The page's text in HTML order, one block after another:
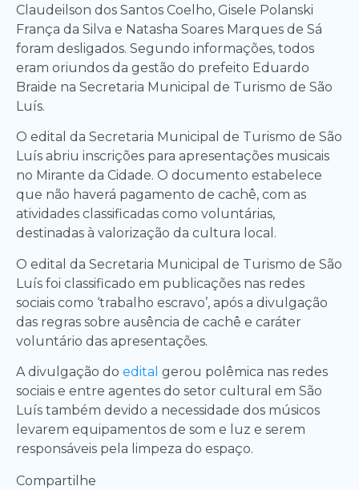
Claudeilson dos Santos Coelho, Gisele Polanski
França da Silva e Natasha Soares Marques de Sá
foram desligados. Segundo informações, todos
eram oriundos da gestão do prefeito Eduardo
Braide na Secretaria Municipal de Turismo de São
Luís.
O edital da Secretaria Municipal de Turismo de São
Luís abriu inscrições para apresentações musicais
no Mirante da Cidade. O documento estabelece
que não haverá pagamento de cachê, com as
atividades classificadas como voluntárias,
destinadas à valorização da cultura local.
O edital da Secretaria Municipal de Turismo de São
Luís foi classificado em publicações nas redes
sociais como ‘trabalho escravo’, após a divulgação
das regras sobre ausência de cachê e caráter
voluntário das apresentações.
A divulgação do edital gerou polêmica nas redes
sociais e entre agentes do setor cultural em São
Luís também devido a necessidade dos músicos
levarem equipamentos de som e luz e serem
responsáveis pela limpeza do espaço.
Compartilhe